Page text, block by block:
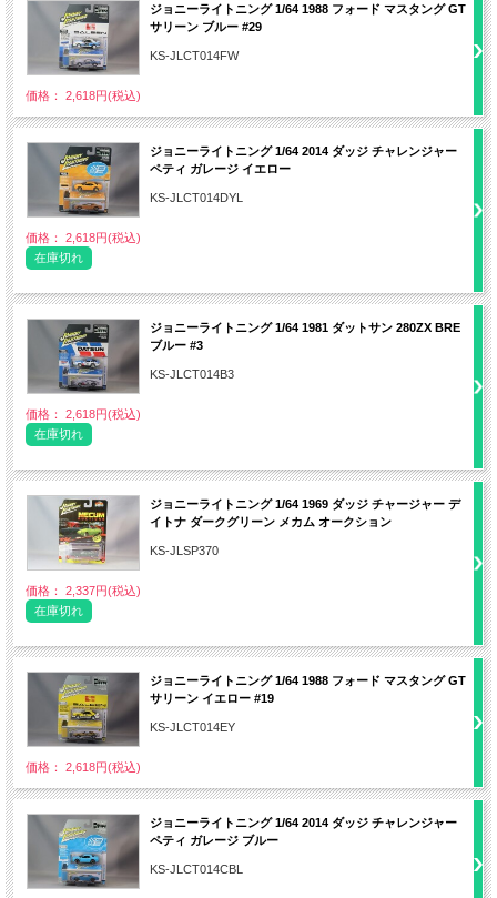
ジョニーライトニング 1/64 1988 フォード マスタング GT
サリーン ブルー #29
KS-JLCT014FW
価格： 2,618円(税込)
ジョニーライトニング 1/64 2014 ダッジ チャレンジャー
ペティ ガレージ イエロー
KS-JLCT014DYL
価格： 2,618円(税込)
在庫切れ
ジョニーライトニング 1/64 1981 ダットサン 280ZX BRE
ブルー #3
KS-JLCT014B3
価格： 2,618円(税込)
在庫切れ
ジョニーライトニング 1/64 1969 ダッジ チャージャー デ
イトナ ダークグリーン メカム オークション
KS-JLSP370
価格： 2,337円(税込)
在庫切れ
ジョニーライトニング 1/64 1988 フォード マスタング GT
サリーン イエロー #19
KS-JLCT014EY
価格： 2,618円(税込)
ジョニーライトニング 1/64 2014 ダッジ チャレンジャー
ペティ ガレージ ブルー
KS-JLCT014CBL